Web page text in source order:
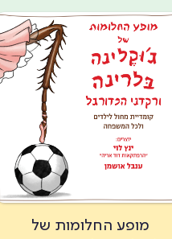
מופע החלומות של